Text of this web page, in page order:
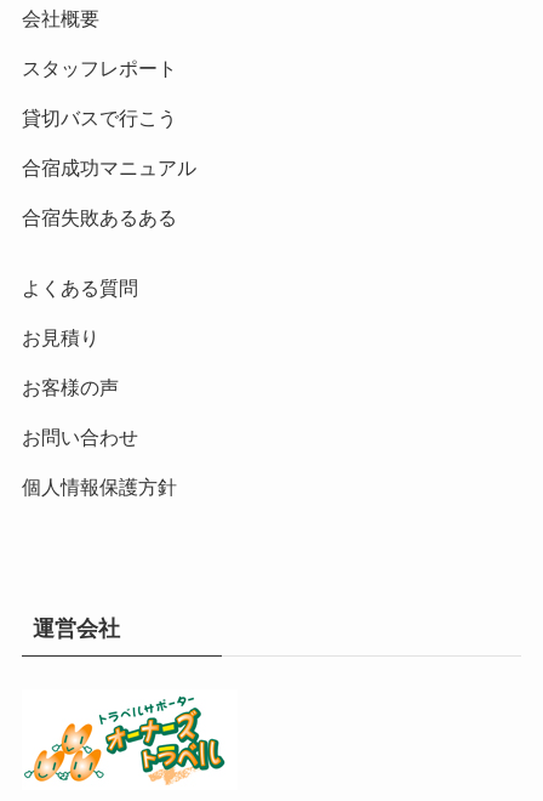
会社概要
スタッフレポート
貸切バスで行こう
合宿成功マニュアル
合宿失敗あるある
よくある質問
お見積り
お客様の声
お問い合わせ
個人情報保護方針
運営会社